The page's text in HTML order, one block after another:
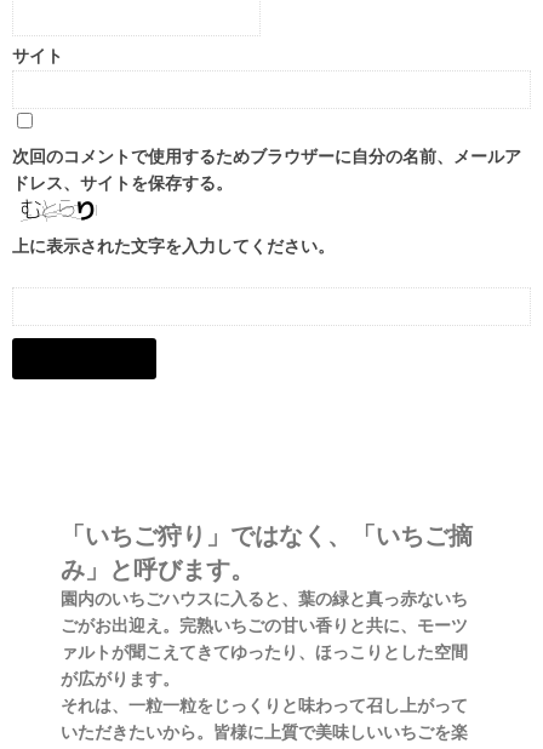
サイト
次回のコメントで使用するためブラウザーに自分の名前、メールア
ドレス、サイトを保存する。
上に表示された文字を入力してください。
「いちご狩り」ではなく、
「いちご摘
み」と呼びます。
園内のいちごハウスに入ると、葉の緑と真っ赤ないち
ごがお出迎え。完熟いちごの甘い香りと共に、モーツ
ァルトが聞こえてきてゆったり、ほっこりとした空間
が広がります。
それは、一粒一粒をじっくりと味わって召し上がって
いただきたいから。皆様に上質で美味しいいちごを楽